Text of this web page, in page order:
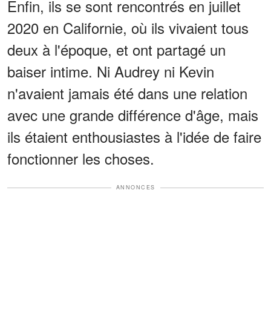
Enfin, ils se sont rencontrés en juillet
2020 en Californie, où ils vivaient tous
deux à l'époque, et ont partagé un
baiser intime. Ni Audrey ni Kevin
n'avaient jamais été dans une relation
avec une grande différence d'âge, mais
ils étaient enthousiastes à l'idée de faire
fonctionner les choses.
ANNONCES